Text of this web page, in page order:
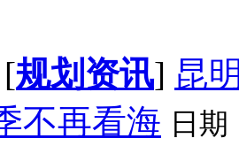
[规划资讯] 昆
不再看海 日期